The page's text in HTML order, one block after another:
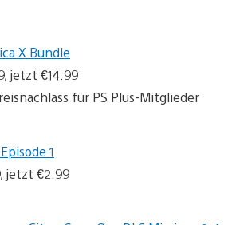
X Bundle
jetzt €14.99
für PS Plus-Mitglieder
1
jetzt €2.99